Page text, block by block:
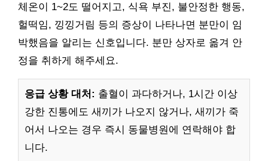
체온이 1~2도 떨어지고, 식욕 부진, 불안정한 행동,
헐떡임, 낑낑거림 등의 증상이 나타나면 분만이 임
박했음을 알리는 신호입니다. 분만 상자로 옮겨 안
정을 취하게 해주세요.
응급 상황 대처: 출혈이 과다하거나, 1시간 이상
강한 진통에도 새끼가 나오지 않거나, 새끼가 죽
어서 나오는 경우 즉시 동물병원에 연락해야 합
니다.